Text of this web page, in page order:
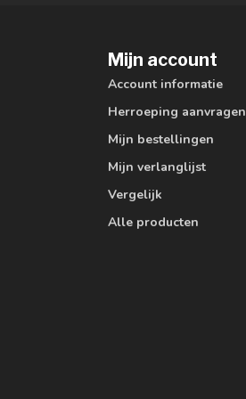
Mijn account
Account informatie
Herroeping aanvragen
Mijn bestellingen
Mijn verlanglijst
Vergelijk
Alle producten